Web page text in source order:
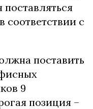
соответствии с
поставить
9
позиция –